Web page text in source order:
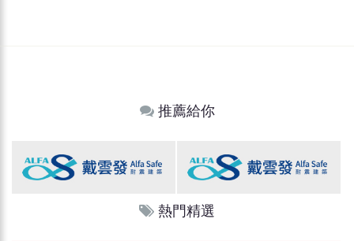
推薦給你
熱門精選